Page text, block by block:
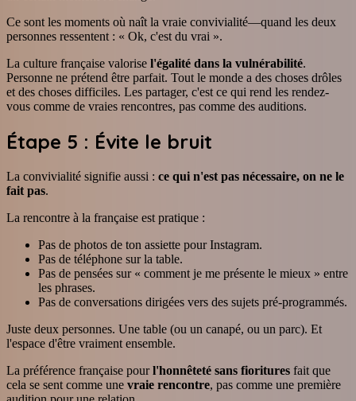
Ce sont les moments où naît la vraie convivialité—quand les deux
personnes ressentent : « Ok, c'est du vrai ».
La culture française valorise l'égalité dans la vulnérabilité.
Personne ne prétend être parfait. Tout le monde a des choses drôles
et des choses difficiles. Les partager, c'est ce qui rend les rendez-
vous comme de vraies rencontres, pas comme des auditions.
Étape 5 : Évite le bruit
La convivialité signifie aussi : ce qui n'est pas nécessaire, on ne le
fait pas.
La rencontre à la française est pratique :
Pas de photos de ton assiette pour Instagram.
Pas de téléphone sur la table.
Pas de pensées sur « comment je me présente le mieux » entre
les phrases.
Pas de conversations dirigées vers des sujets pré-programmés.
Juste deux personnes. Une table (ou un canapé, ou un parc). Et
l'espace d'être vraiment ensemble.
La préférence française pourl'honnêteté sans fioritures fait que
cela se sent comme une vraie rencontre, pas comme une première